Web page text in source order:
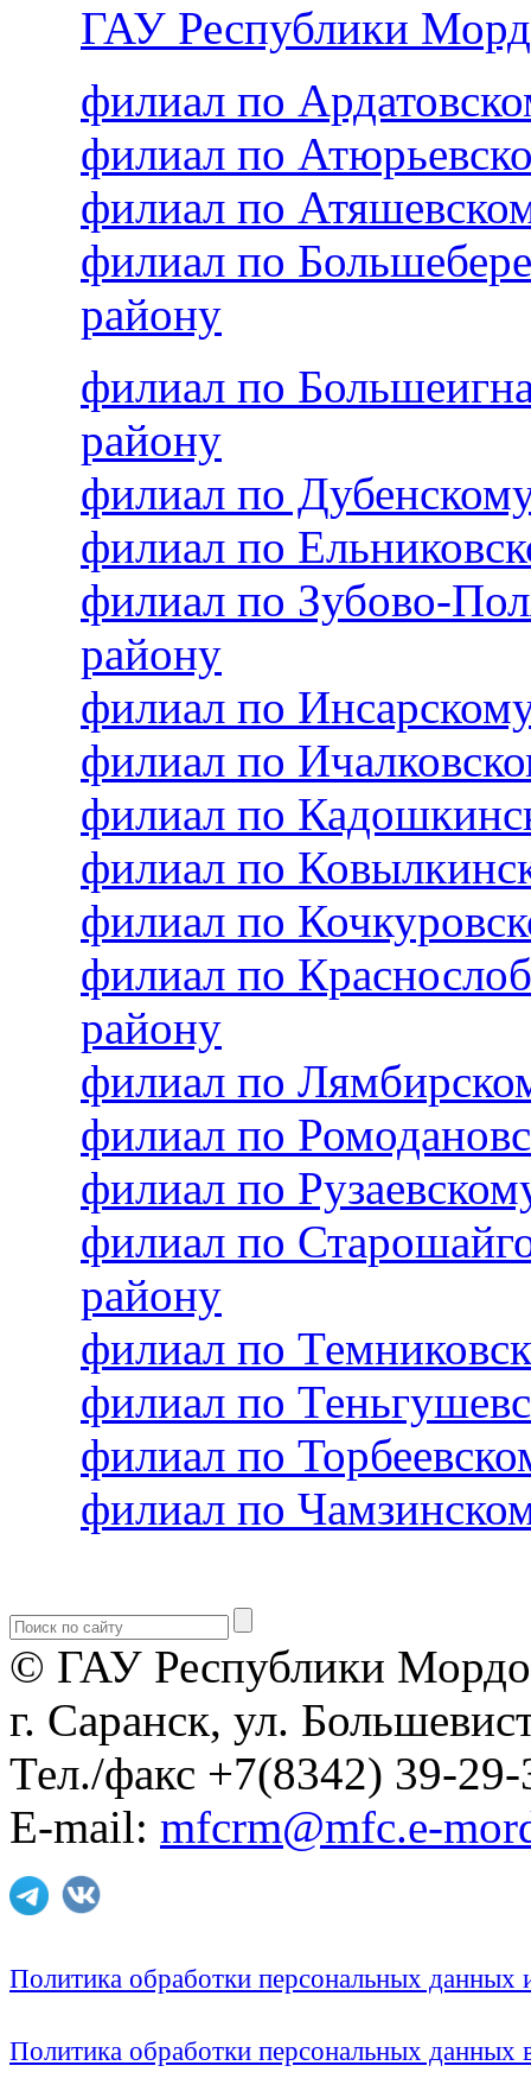
ГАУ Республики
филиал по
филиал по
филиал по
филиал по
району
филиал по
району
филиал по
филиал по
филиал по Зубово-
району
филиал по
филиал по
филиал по
филиал по
филиал по
филиал по
району
филиал по
филиал по
филиал по
филиал по
району
филиал по
филиал по
филиал по
филиал по
© ГАУ Республики
г. Саранск, ул.
Тел./факс +7(8342) 39-29-
E-mail: mfcrm@mfc.e-
Политика обработки персональных
Политика обработки персональных